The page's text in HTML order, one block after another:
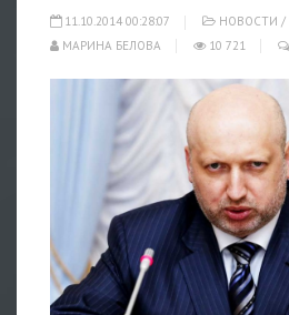
11.10.2014 00:28:07 НОВОСТИ /
МАРИНА БЕЛОВА
10 721